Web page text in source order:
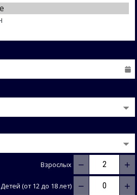
Взрослых − +
Детей (от 12 до 18 лет) − +